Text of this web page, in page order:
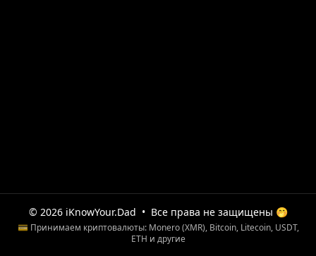
© 2026 iKnowYour.Dad • Все права не защищены 🤭
💳 Принимаем криптовалюты: Monero (XMR), Bitcoin, Litecoin, USDT,
ETH и другие